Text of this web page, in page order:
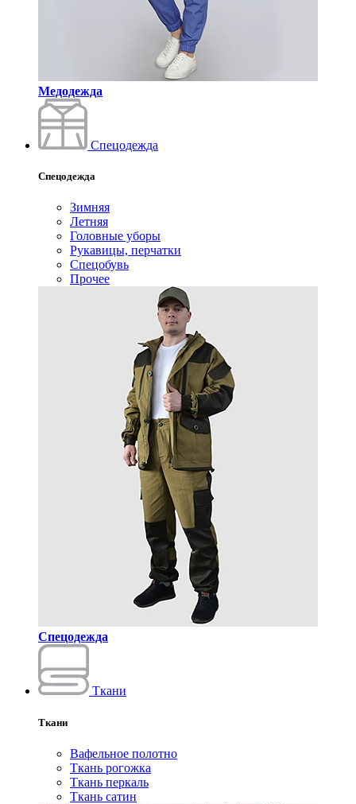
Медодежда
Спецодежда
Спецодежда
Зимняя
Летняя
Головные уборы
Рукавицы, перчатки
Спецобувь
Прочее
Спецодежда
Ткани
Ткани
Вафельное полотно
Ткань рогожка
Ткань перкаль
Ткань сатин